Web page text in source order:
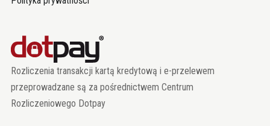
Rozliczenia transakcji kartą kredytową i e-przelewem
przeprowadzane są za pośrednictwem Centrum
Rozliczeniowego Dotpay